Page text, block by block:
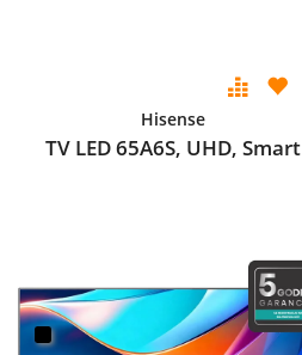
Hisense
TV LED 65A6S, UHD, Smart